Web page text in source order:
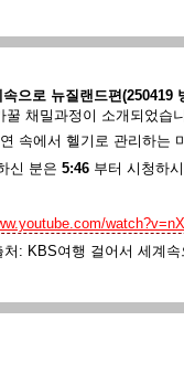
으로 뉴질랜드편(250419
꿀 채밀과정이 소개되었습
속에서 헬기로 관리하는
신 분은 5:46 부터 시청하
처: KBS여행 걸어서 세계속